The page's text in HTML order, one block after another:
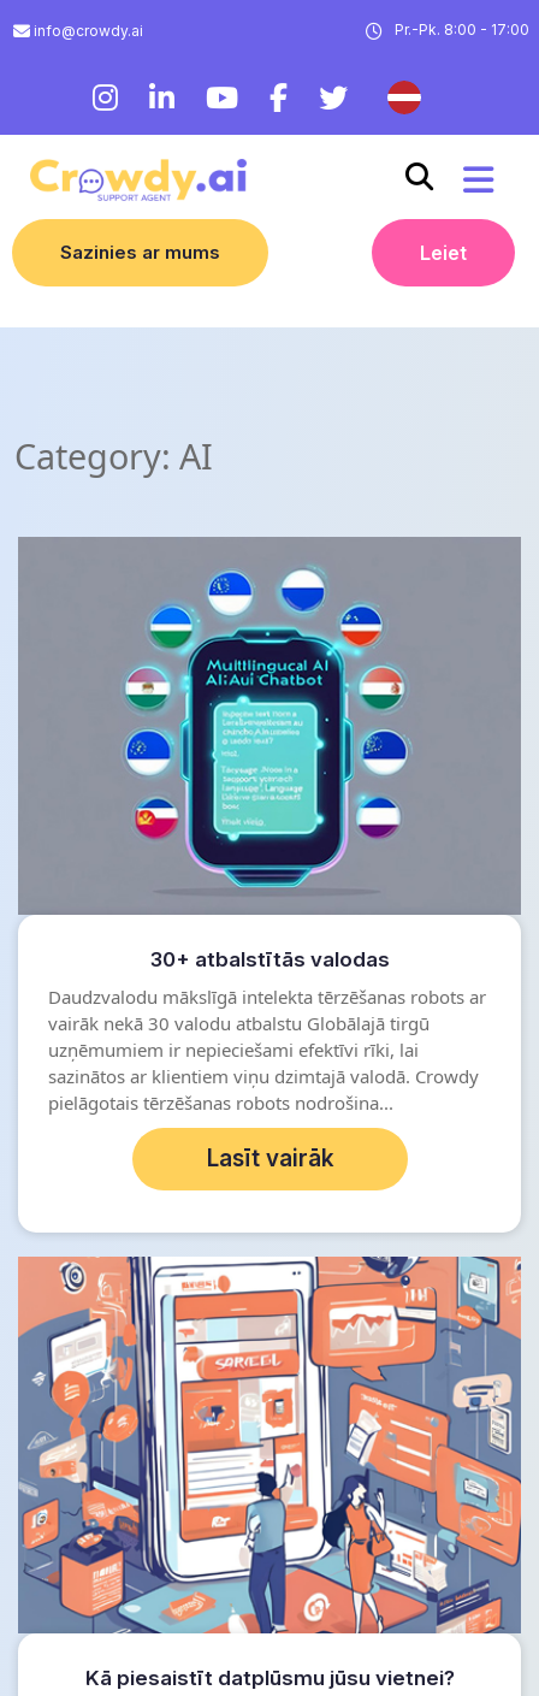
info@crowdy.ai Pr.-Pk. 8:00 - 17:00
Sazinies ar mums Leiet
Category: AI
30+ atbalstītās valodas
Daudzvalodu mākslīgā intelekta tērzēšanas robots ar
vairāk nekā 30 valodu atbalstu Globālajā tirgū
uzņēmumiem ir nepieciešami efektīvi rīki, lai
sazinātos ar klientiem viņu dzimtajā valodā. Crowdy
pielāgotais tērzēšanas robots nodrošina...
Lasīt vairāk
Kā piesaistīt datplūsmu jūsu vietnei?